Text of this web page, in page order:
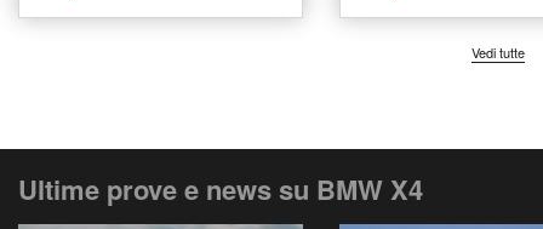
Vedi tutte
Ultime prove e news su BMW X4